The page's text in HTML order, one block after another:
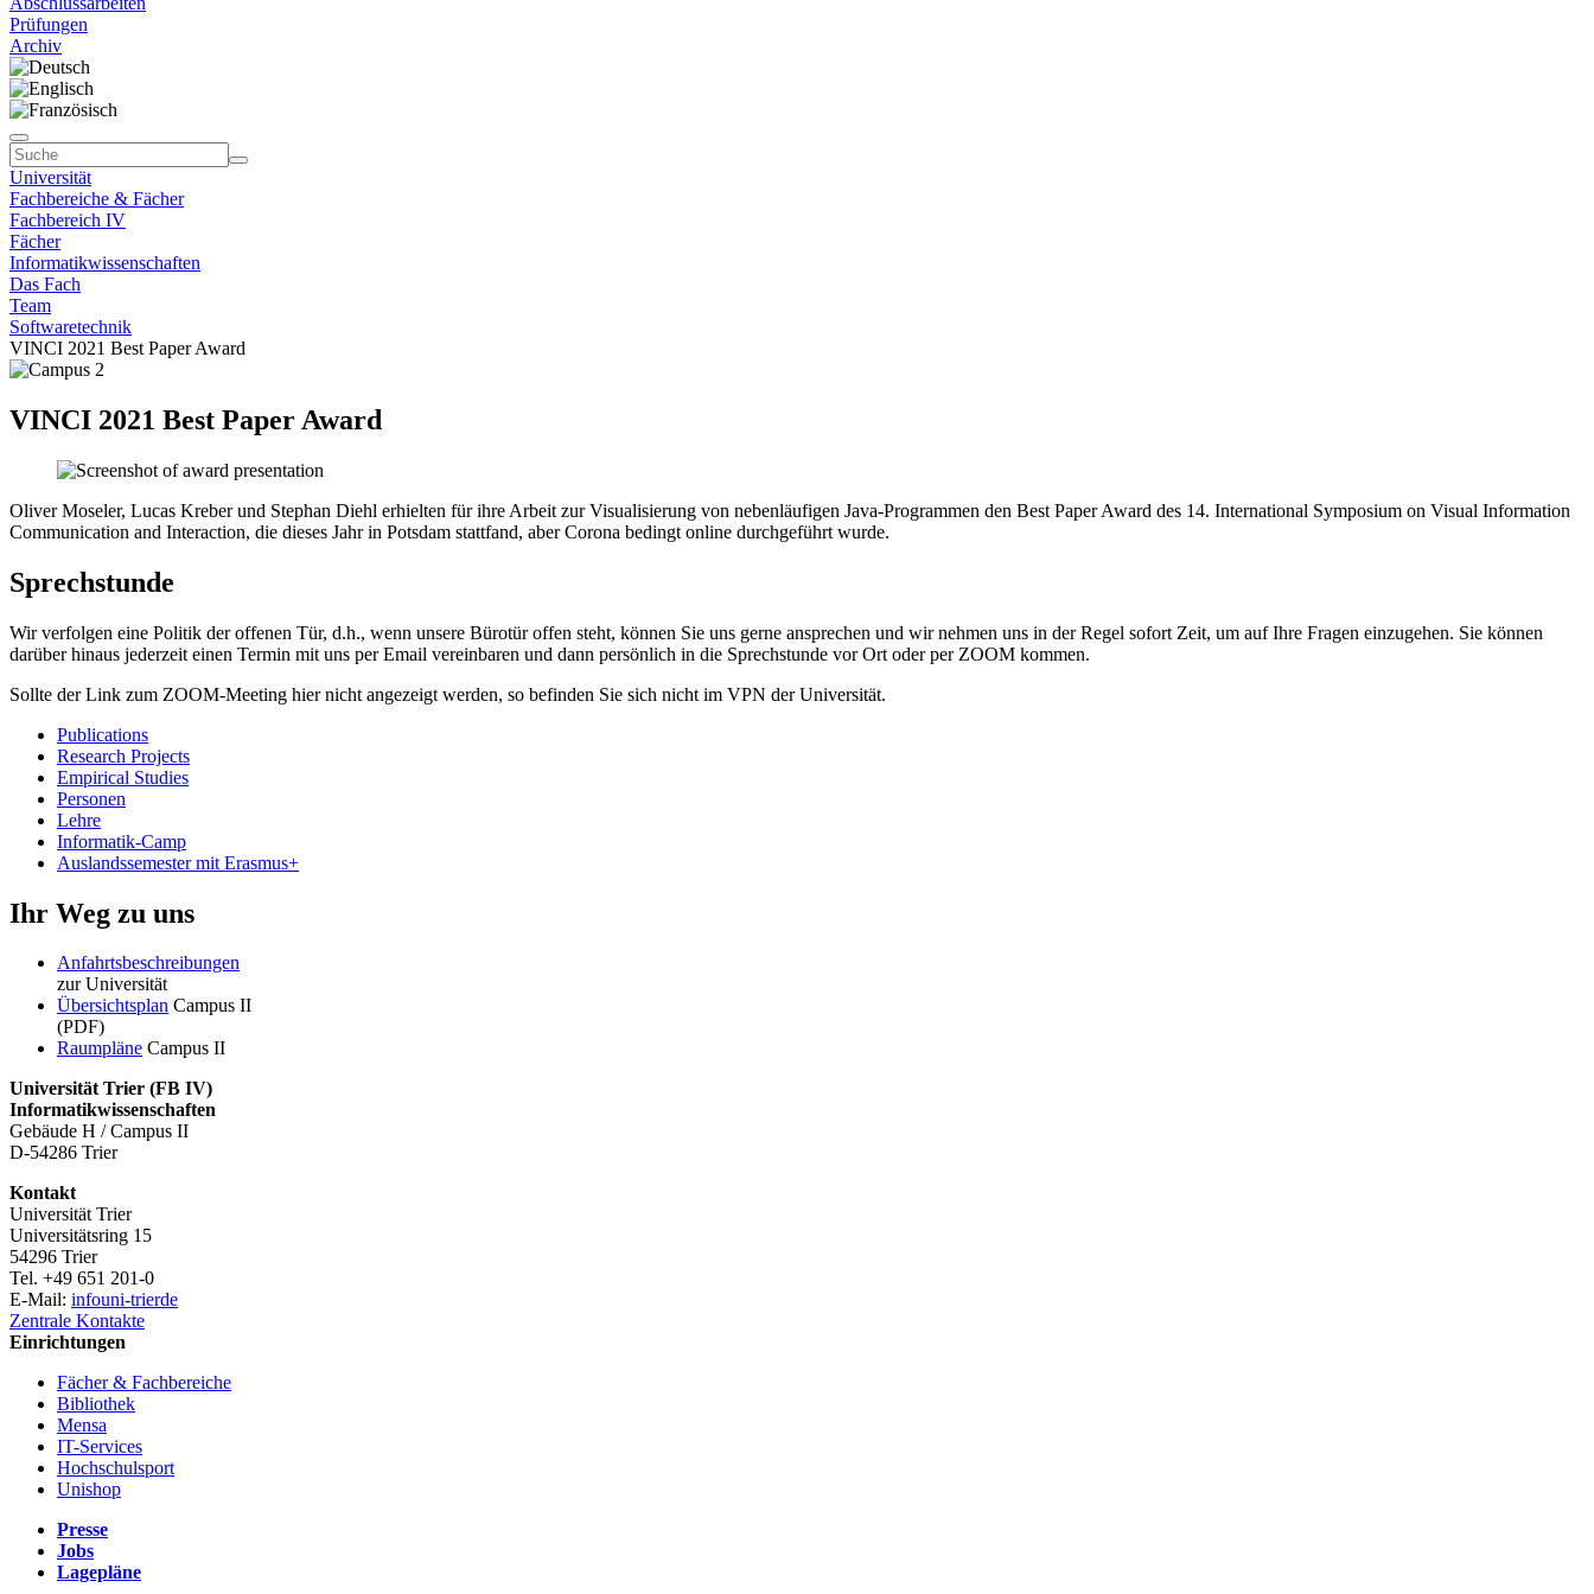
Prüfungen
Archiv
Universität
Fachbereiche & Fächer
Fachbereich IV
Fächer
Informatikwissenschaften
Das Fach
Team
Softwaretechnik
VINCI 2021 Best Paper Award
VINCI 2021 Best Paper Award
Oliver Moseler, Lucas Kreber und Stephan Diehl erhielten für ihre Arbeit zur Visualisierung von nebenläufigen Java-Programmen den Best Paper Award des 14. International Symposium on Visual Information
Communication and Interaction, die dieses Jahr in Potsdam stattfand, aber Corona bedingt online durchgeführt wurde.
Sprechstunde
Wir verfolgen eine Politik der offenen Tür, d.h., wenn unsere Bürotür offen steht, können Sie uns gerne ansprechen und wir nehmen uns in der Regel sofort Zeit, um auf Ihre Fragen einzugehen. Sie können
darüber hinaus jederzeit einen Termin mit uns per Email vereinbaren und dann persönlich in die Sprechstunde vor Ort oder per ZOOM kommen.
Sollte der Link zum ZOOM-Meeting hier nicht angezeigt werden, so befinden Sie sich nicht im VPN der Universität.
Publications
Research Projects
Empirical Studies
Personen
Lehre
Informatik-Camp
Auslandssemester mit Erasmus+
Ihr Weg zu uns
Anfahrtsbeschreibungen
zur Universität
Übersichtsplan Campus II
(PDF)
Raumpläne Campus II
Universität Trier (FB IV)
Informatikwissenschaften
Gebäude H / Campus II
D-54286 Trier
Kontakt
Universität Trier
Universitätsring 15
54296 Trier
Tel. +49 651 201-0
E-Mail: infouni-trierde
Zentrale Kontakte
Einrichtungen
Fächer & Fachbereiche
Bibliothek
Mensa
IT-Services
Hochschulsport
Unishop
Presse
Jobs
Lagepläne